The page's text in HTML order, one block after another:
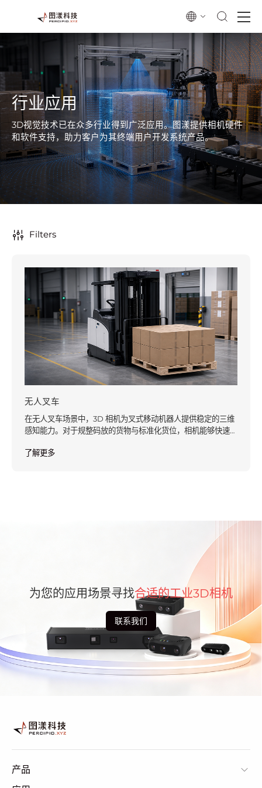
行业应用
3D视觉技术已在众多行业得到广泛应用。图漾提供相机硬件
和软件支持，助力客户为其终端用户开发系统产品。
Filters
无人叉车
在无人叉车场景中，3D 相机为叉式移动机器人提供稳定的三维
感知能力。对于规整码放的货物与标准化货位，相机能够快速
了解更多
为您的应用场景寻找合适的工业3D相机
联系我们
产品